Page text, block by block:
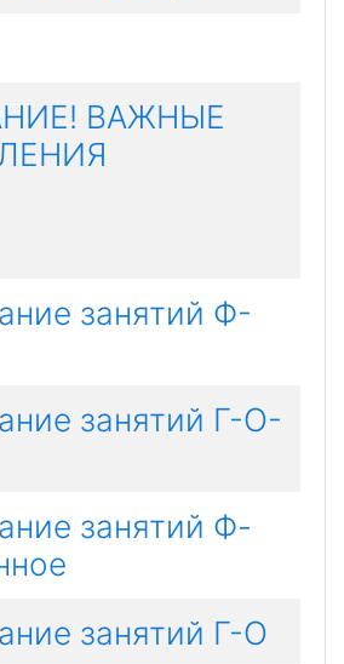
ВАЖНЫЕ
занятий Ф-
занятий Г-О-
занятий Ф-
занятий Г-О